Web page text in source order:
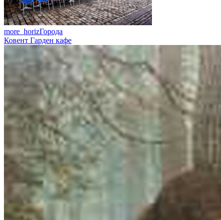
more_horizГорода
Ковент Гарден кафе